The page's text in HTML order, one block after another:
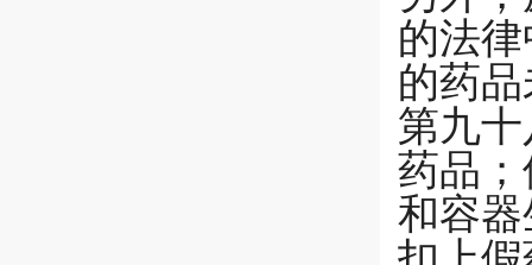
的法
的药
第九
药品
和容